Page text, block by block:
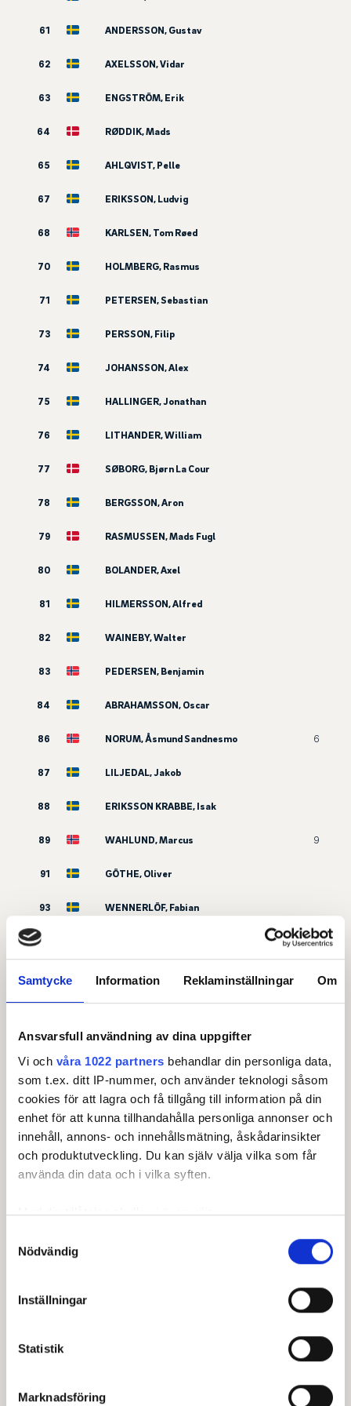
Samtycke Information Reklaminställningar Om
Ansvarsfull användning av dina uppgifter
Vi och våra 1022 partners behandlar din personliga data,
som t.ex. ditt IP-nummer, och använder teknologi såsom
cookies för att lagra och få tillgång till information på din
enhet för att kunna tillhandahålla personliga annonser och
innehåll, annons- och innehållsmätning, åskådarinsikter
och produktutveckling. Du kan själv välja vilka som får
använda din data och i vilka syften.
Med din tillåtelse skulle vi även vilja:
kan ha en noggrannhet på upp till flera meter
Ta reda på mer om hur dina personliga uppgifter
Du kan ändra eller dra tillbaka ditt samtycke när som
Nödvändig
Inställningar
Statistik
Marknadsföring
61 ANDERSSON, Gustav
62 AXELSSON, Vidar
63 ENGSTRÖM, Erik
64 RØDDIK, Mads
65 AHLQVIST, Pelle
67 ERIKSSON, Ludvig
68 KARLSEN, Tom Røed
70 HOLMBERG, Rasmus
71 PETERSEN, Sebastian
73 PERSSON, Filip
74 JOHANSSON, Alex
75 HALLINGER, Jonathan
76 LITHANDER, William
77 SØBORG, Bjørn La Cour
78 BERGSSON, Aron
79 RASMUSSEN, Mads Fugl
80 BOLANDER, Axel
81 HILMERSSON, Alfred
82 WAINEBY, Walter
83 PEDERSEN, Benjamin
84 ABRAHAMSSON, Oscar
86 NORUM, Åsmund Sandnesmo 6
87 LILJEDAL, Jakob
88 ERIKSSON KRABBE, Isak
89 WAHLUND, Marcus 9
91 GÖTHE, Oliver
93 WENNERLÖF, Fabian
94
95 CARLHEIM STRÖMSTEÉN, Melvin
98 OLSSON, Alexander
99 BJÖRNBERG, Jacob
LARSSON, Elias
102 BRYTSKYY, Renat 14
103 HONKALA, Matias
105
108